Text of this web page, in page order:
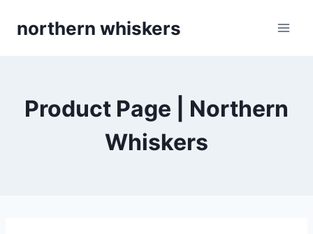
northern whiskers
Product Page | Northern
Whiskers